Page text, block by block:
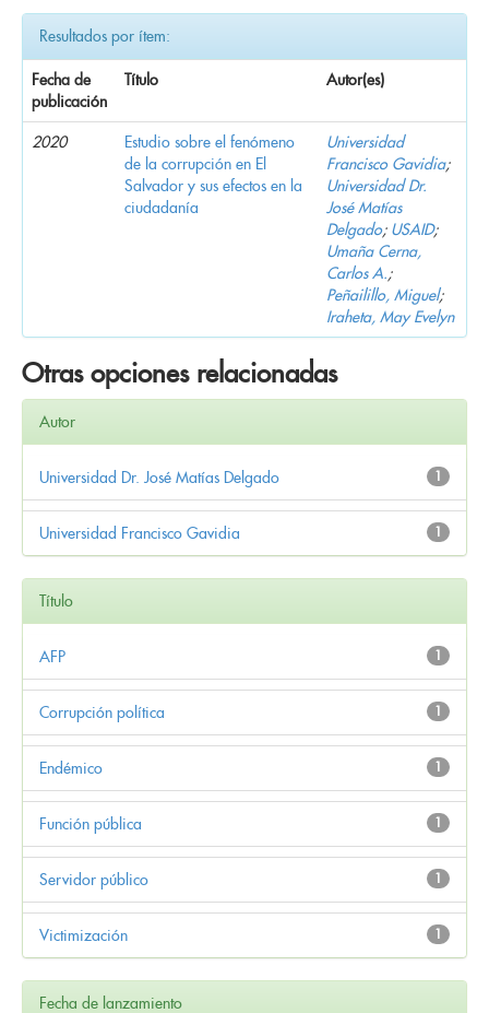
Resultados por ítem:
Fecha de
publicación
Título Autor(es)
2020
Estudio sobre el fenómeno
de la corrupción en El
Salvador y sus efectos en la
ciudadanía
Universidad
Francisco Gavidia;
Universidad Dr.
José Matías
Delgado; USAID;
Umaña Cerna,
Carlos A.;
Peñailillo, Miguel;
Iraheta, May Evelyn
Otras opciones relacionadas
Autor
1
Universidad Dr. José Matías Delgado
1
Universidad Francisco Gavidia
Título
1
AFP
1
Corrupción política
1
Endémico
1
Función pública
1
Servidor público
1
Victimización
Fecha de lanzamiento